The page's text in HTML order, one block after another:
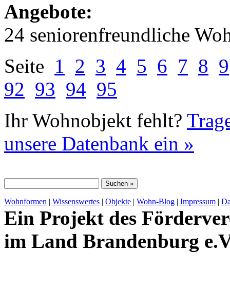
Angebote:
24 seniorenfreundliche
Seite 1 2 3 4 5 6 7 8 9
92 93 94 95
Ihr Wohnobjekt fehlt?
unsere Datenbank ein »
Wohnformen | Wissenswertes | Objekte | Wohn-Blog | Impressum |
Ein Projekt des
im Land Brandenburg